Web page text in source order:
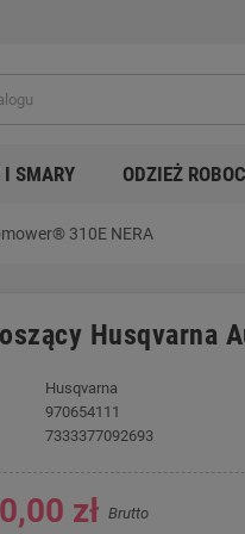
I SMARY ODZIEŻ
310E NERA
Husqvarna
Husqvarna
970654111
7333377092693
zł Brutto